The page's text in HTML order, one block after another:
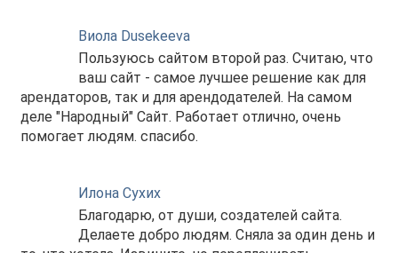
Виола Dusekeeva
Пользуюсь сайтом второй раз. Считаю, что
ваш сайт - самое лучшее решение как для
арендаторов, так и для арендодателей. На самом
деле "Народный" Сайт. Работает отлично, очень
помогает людям. спасибо.
Илона Сухих
Благодарю, от души, создателей сайта.
Делаете добро людям. Сняла за один день и